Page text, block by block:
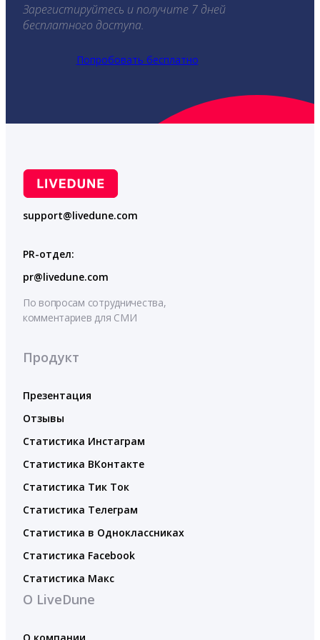
Зарегистируйтесь и получите 7 дней
бесплатного доступа.
Попробовать бесплатно
support@livedune.com
PR-отдел:
pr@livedune.com
По вопросам сотрудничества,
комментариев для СМИ
Продукт
Презентация
Отзывы
Статистика Инстаграм
Статистика ВКонтакте
Статистика Тик Ток
Статистика Телеграм
Статистика в Одноклассниках
Статистика Facebook
Статистика Макс
О LiveDune